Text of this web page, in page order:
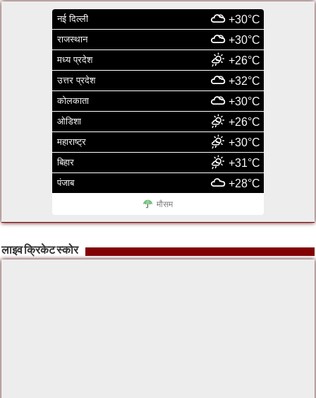
नई दिल्ली +30°C
राजस्थान +30°C
मध्य प्रदेश +26°C
उत्तर प्रदेश +32°C
कोलकाता +30°C
ओडिशा +26°C
महाराष्ट्र +30°C
बिहार +31°C
पंजाब +28°C
मौसम
लाइव क्रिकेट स्कोर